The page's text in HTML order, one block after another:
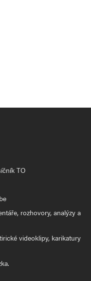
TO
rozhovory, analýzy a
videoklipy, karikatury